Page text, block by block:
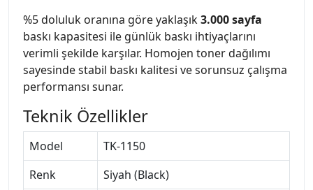
%5 doluluk oranına göre yaklaşık3.000 sayfa
baskı kapasitesi ile günlük baskı ihtiyaçlarını
verimli şekilde karşılar. Homojen toner dağılımı
sayesinde stabil baskı kalitesi ve sorunsuz çalışma
performansı sunar.
Teknik Özellikler
Model
TK-1150
Renk
Siyah (Black)